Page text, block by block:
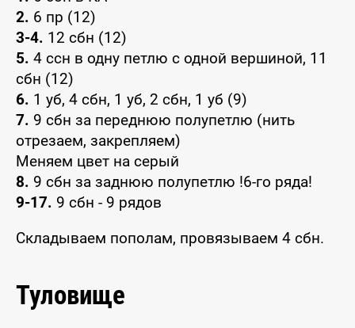
2. 6 пр (12)
3-4. 12 сбн (12)
5. 4 ссн в одну петлю с одной вершиной, 11
сбн (12)
6. 1 уб, 4 сбн, 1 уб, 2 сбн, 1 уб (9)
7. 9 сбн за переднюю полупетлю (нить
отрезаем, закрепляем)
Меняем цвет на серый
8. 9 сбн за заднюю полупетлю !6-го ряда!
9-17. 9 сбн - 9 рядов
Складываем пополам, провязываем 4 сбн.
Туловище